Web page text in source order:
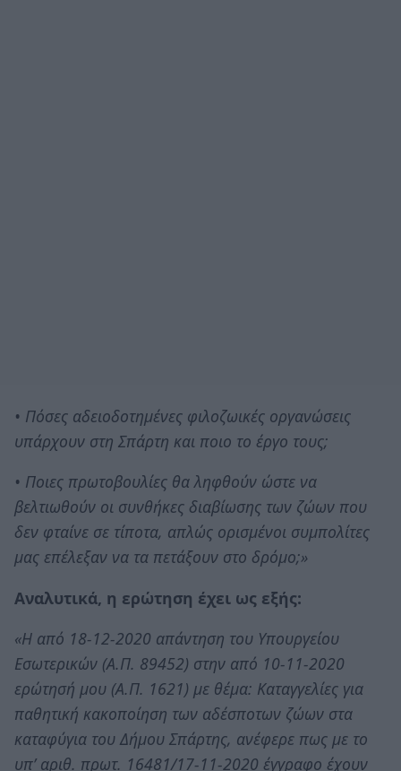
• Πόσες αδειοδοτημένες φιλοζωικές οργανώσεις
υπάρχουν στη Σπάρτη και ποιο το έργο τους;
• Ποιες πρωτοβουλίες θα ληφθούν ώστε να
βελτιωθούν οι συνθήκες διαβίωσης των ζώων που
δεν φταίνε σε τίποτα, απλώς ορισμένοι συμπολίτες
μας επέλεξαν να τα πετάξουν στο δρόμο;»
Αναλυτικά, η ερώτηση έχει ως εξής:
«Η από 18-12-2020 απάντηση του Υπουργείου
Εσωτερικών (Α.Π. 89452) στην από 10-11-2020
ερώτησή μου (Α.Π. 1621) με θέμα: Καταγγελίες για
παθητική κακοποίηση των αδέσποτων ζώων στα
καταφύγια του Δήμου Σπάρτης, ανέφερε πως με το
υπ’ αριθ. πρωτ. 16481/17-11-2020 έγγραφο έχουν